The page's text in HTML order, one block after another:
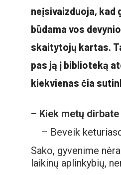
neįsivaizduoja, kad
būdama vos
skaitytojų kartas.
pas ją į biblioteką
kiekvienas čia
– Kiek metų
– Beveik
Sako, gyvenime
laikinų aplinkybių,